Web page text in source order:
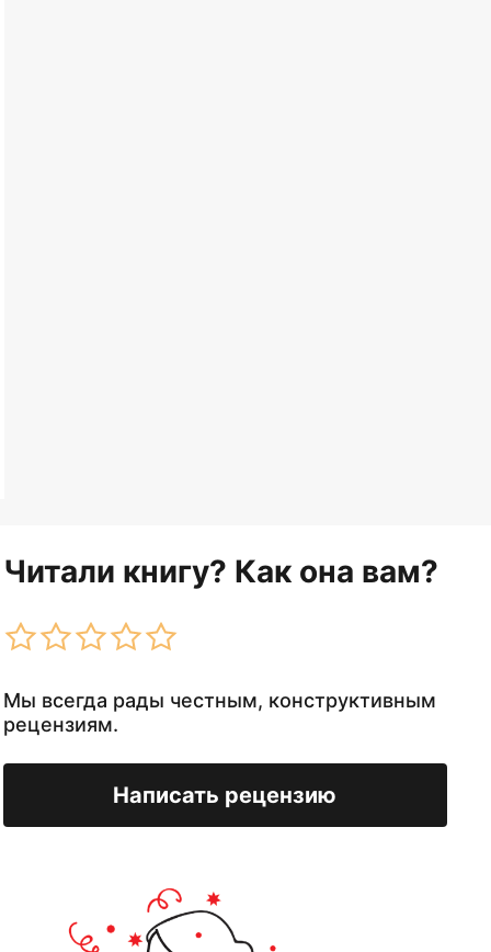
Читали книгу? Как она вам?
Мы всегда рады честным, конструктивным
рецензиям.
Написать рецензию